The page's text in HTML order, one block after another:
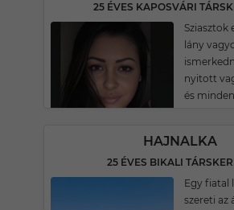
25 ÉVES KAPOSVÁRI
Sziasztok
lány
nyitott
és
HAJNALKA
25 ÉVES BIKALI
Egy fiatal
szereti az